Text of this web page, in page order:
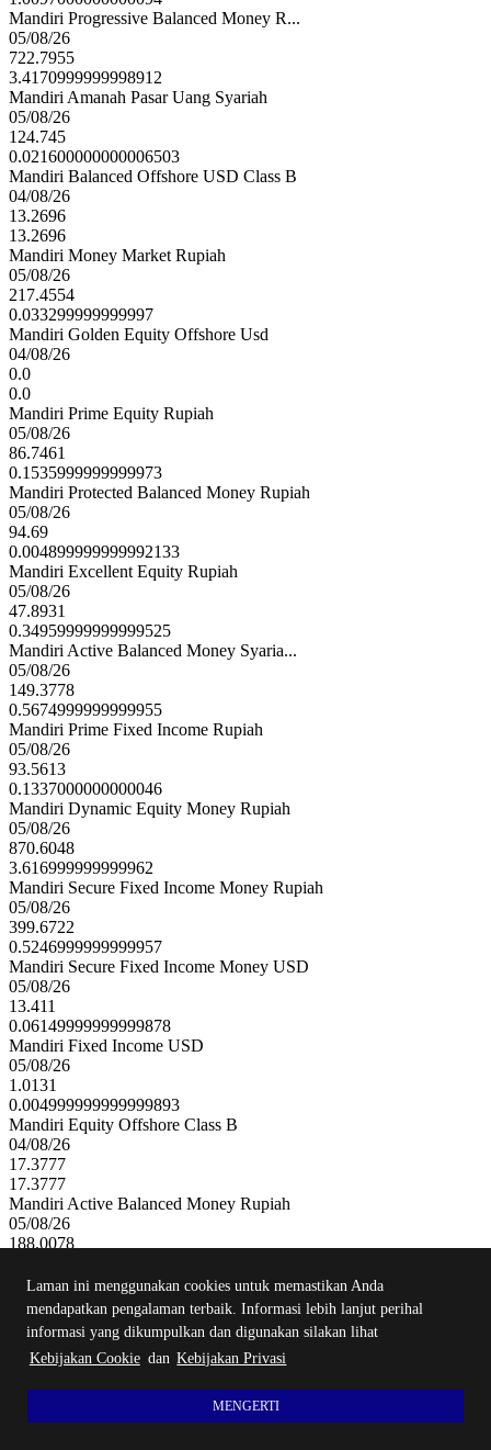
Laman ini menggunakan cookies untuk memastikan Anda
mendapatkan pengalaman terbaik. Informasi lebih lanjut perihal
informasi yang dikumpulkan dan digunakan silakan lihat
Kebijakan Cookie dan Kebijakan Privasi
MENGERTI
Mandiri Progressive Balanced Money R...
05/08/26
722.7955
3.4170999999998912
Mandiri Amanah Pasar Uang Syariah
05/08/26
124.745
0.021600000000006503
Mandiri Balanced Offshore USD Class B
04/08/26
13.2696
13.2696
Mandiri Money Market Rupiah
05/08/26
217.4554
0.033299999999997
Mandiri Golden Equity Offshore Usd
04/08/26
0.0
0.0
Mandiri Prime Equity Rupiah
05/08/26
86.7461
0.1535999999999973
Mandiri Protected Balanced Money Rupiah
05/08/26
94.69
0.004899999999992133
Mandiri Excellent Equity Rupiah
05/08/26
47.8931
0.34959999999999525
Mandiri Active Balanced Money Syaria...
05/08/26
149.3778
0.5674999999999955
Mandiri Prime Fixed Income Rupiah
05/08/26
93.5613
0.1337000000000046
Mandiri Dynamic Equity Money Rupiah
05/08/26
870.6048
3.616999999999962
Mandiri Secure Fixed Income Money Rupiah
05/08/26
399.6722
0.5246999999999957
Mandiri Secure Fixed Income Money USD
05/08/26
13.411
0.06149999999999878
Mandiri Fixed Income USD
05/08/26
1.0131
0.004999999999999893
Mandiri Equity Offshore Class B
04/08/26
17.3777
17.3777
Mandiri Active Balanced Money Rupiah
05/08/26
188.0078
Mandiri Balanced Offshore Usd Class C
04/08/26
12.9999
12.9999
Mandiri Equity Offshore USD
19.8133